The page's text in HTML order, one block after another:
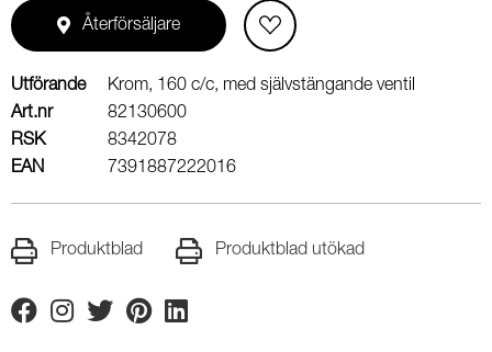
Återförsäljare
Utförande
Krom, 160 c/c, med självstängande ventil
Art.nr
82130600
RSK
8342078
EAN
7391887222016
Produktblad Produktblad utökad
FacebookInstagram
TwitterPinterestLinkedin